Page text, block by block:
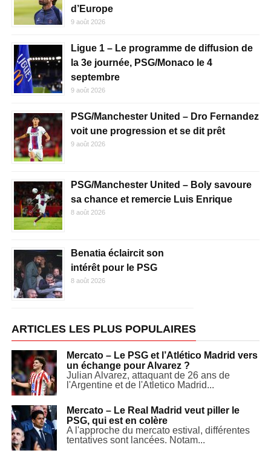
d’Europe
9 août 2026
Ligue 1 – Le programme de diffusion de
la 3e journée, PSG/Monaco le 4
septembre
9 août 2026
PSG/Manchester United – Dro Fernandez
voit une progression et se dit prêt
9 août 2026
PSG/Manchester United – Boly savoure
sa chance et remercie Luis Enrique
8 août 2026
Benatia éclaircit son
intérêt pour le PSG
8 août 2026
ARTICLES LES PLUS POPULAIRES
Mercato – Le PSG et l’Atlético Madrid vers
un échange pour Alvarez ?
Julian Alvarez, attaquant de 26 ans de
l'Argentine et de l'Atletico Madrid...
Mercato – Le Real Madrid veut piller le
PSG, qui est en colère
A l'approche du mercato estival, différentes
tentatives sont lancées. Notam...